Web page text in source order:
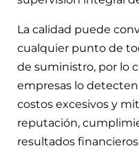
La calidad puede
cualquier punto de
de suministro, por lo
empresas lo
costos excesivos y
reputación,
resultados